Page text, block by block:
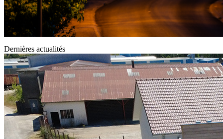
Dernières actualités